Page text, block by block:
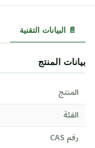
📄 البيانات التقنية
بيانات المنتج
المنتج
الفئة
رقم CAS